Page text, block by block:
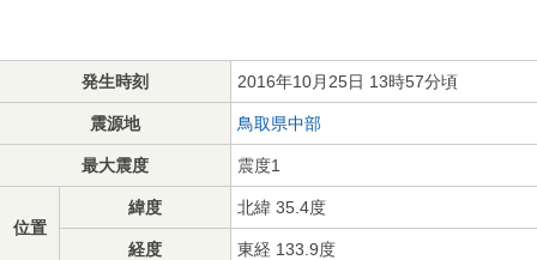
発生時刻 2016年10月25日 13時57分頃
震源地 鳥取県中部
最大震度 震度1
位置
緯度 北緯 35.4度
経度 東経 133.9度